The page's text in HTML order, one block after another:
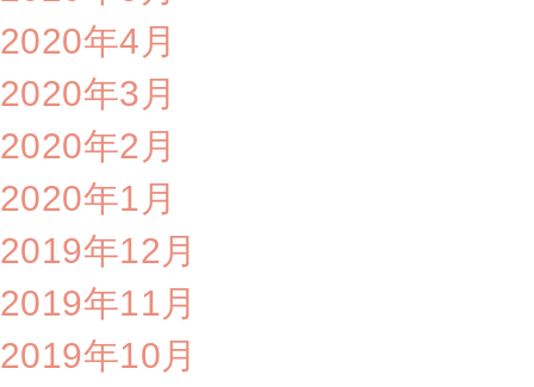
2020年4月
2020年3月
2020年2月
2020年1月
2019年12月
2019年11月
2019年10月